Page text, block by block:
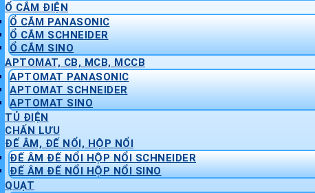
Ổ CẮM ĐIỆN
Ổ CẮM PANASONIC
Ổ CẮM SCHNEIDER
Ổ CẮM SINO
APTOMAT, CB, MCB, MCCB
APTOMAT PANASONIC
APTOMAT SCHNEIDER
APTOMAT SINO
TỦ ĐIỆN
CHẤN LƯU
ĐẾ ÂM, ĐẾ NỔI, HỘP NỔI
ĐẾ ÂM ĐẾ NỔI HỘP NỔI SCHNEIDER
ĐẾ ÂM ĐẾ NỔI HỘP NỔI SINO
QUẠT